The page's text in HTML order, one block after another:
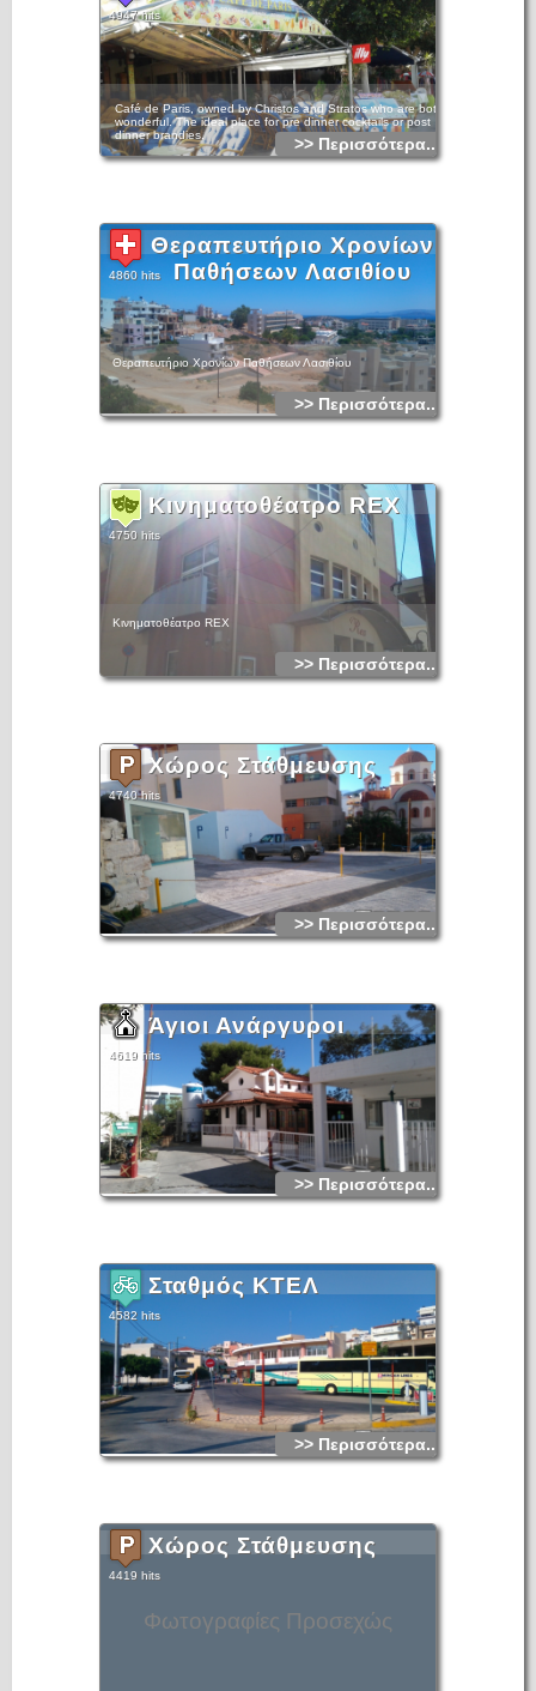
4947 hits
Café de Paris, owned by Christos and Stratos who are both
wonderful. The ideal place for pre dinner cocktails or post
dinner brandies.
>> Περισσότερα...
Θεραπευτήριο Χρονίων
Παθήσεων Λασιθίου
4860 hits
Θεραπευτήριο Χρονίων Παθήσεων Λασιθίου
>> Περισσότερα...
Κινηματοθέατρο REX
4750 hits
Κινηματοθέατρο REX
>> Περισσότερα...
Χώρος Στάθμευσης
4740 hits
>> Περισσότερα...
Άγιοι Ανάργυροι
4619 hits
>> Περισσότερα...
Σταθμός ΚΤΕΛ
4582 hits
>> Περισσότερα...
Φωτογραφίες Προσεχώς
Χώρος Στάθμευσης
4419 hits